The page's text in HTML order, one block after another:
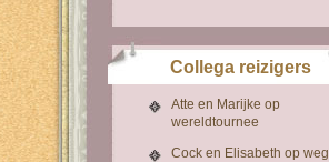
Collega reizigers
Atte en Marijke op
wereldtournee
Cock en Elisabeth op weg